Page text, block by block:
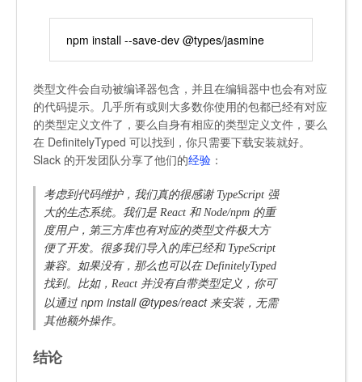
npm install --save-dev @types/jasmine
类型文件会自动被编译器包含，并且在编辑器中也会有对应
的代码提示。几乎所有或则大多数你使用的包都已经有对应
的类型定义文件了，要么自身有相应的类型定义文件，要么
在 DefinitelyTyped 可以找到，你只需要下载安装就好。
Slack 的开发团队分享了他们的经验 ：
考虑到代码维护，我们真的很感谢 TypeScript 强
大的生态系统。我们是 React 和 Node/npm 的重
度用户，第三方库也有对应的类型文件极大方
便了开发。很多我们导入的库已经和 TypeScript
兼容。如果没有，那么也可以在 DefinitelyTyped
找到。比如，React 并没有自带类型定义，你可
以通过 npm install @types/react 来安装，无需
其他额外操作。
结论